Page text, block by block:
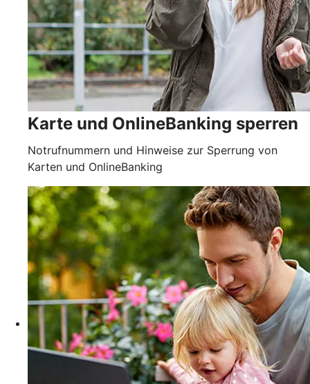
Karte und OnlineBanking sperren
Notrufnummern und Hinweise zur Sperrung von
Karten und OnlineBanking